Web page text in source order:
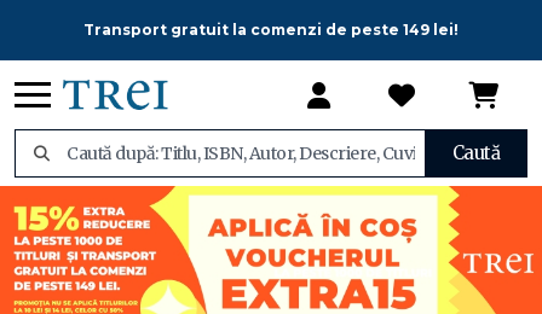
Transport gratuit la comenzi de peste 149 lei!
Caută